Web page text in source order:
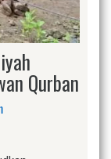
Qurban